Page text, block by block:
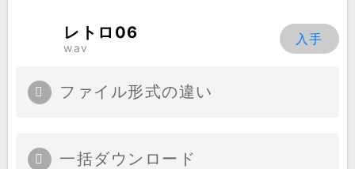
レトロ06
wav
ファイル形式の違い
一括ダウンロード